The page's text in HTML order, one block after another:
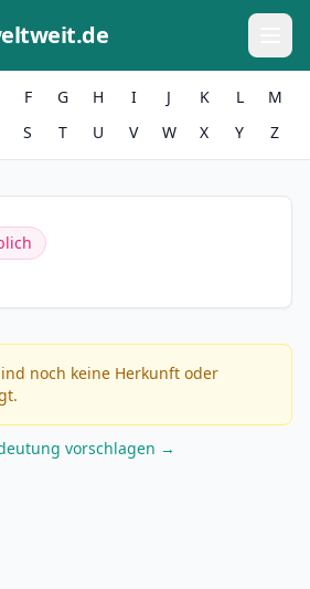
F G H I J K L
M
S T U V W X Y Z
noch keine Herkunft oder
vorschlagen →